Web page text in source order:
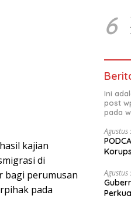
kajian
di
bagi perumusan
pada
6
Ini
post
pada
Gubernur Sulut